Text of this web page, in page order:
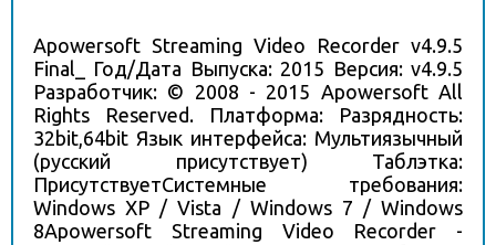
Apowersoft Streaming Video Recorder v4.9.5
Final_ Год/Дата Выпуска: 2015 Версия: v4.9.5
Разработчик: © 2008 - 2015 Apowersoft All
Rights Reserved. Платформа: Разрядность:
32bit,64bit Язык интерфейса: Мультиязычный
(русский присутствует) Таблэтка:
ПрисутствуетСистемные требования:
Windows XP / Vista / Windows 7 / Windows
8Apowersoft Streaming Video Recorder -